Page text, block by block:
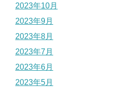
2023年10月
2023年9月
2023年8月
2023年7月
2023年6月
2023年5月